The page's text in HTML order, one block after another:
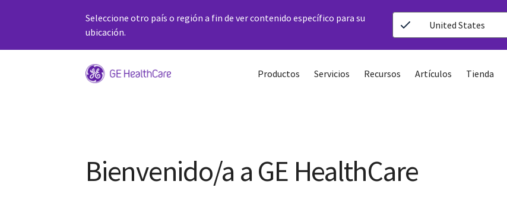
Seleccione otro país o región a fin de ver contenido específico para su
ubicación.
United States
Productos Servicios Recursos Artículos Tienda
Bienvenido/a a GE HealthCare